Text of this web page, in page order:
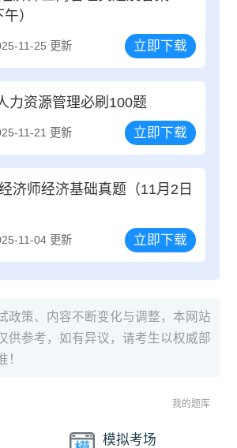
）
11-25 更新 立即下载
力资源管理必刷100题
11-21 更新 立即下载
济师经济基础真题（11月2日
11-04 更新 立即下载
政策、内容不断变化与调整，本网站
供参考，如有异议，请考生以权威部
！
我的题库
模拟考场